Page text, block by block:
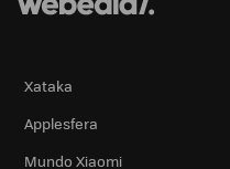
Xataka
Applesfera
Mundo Xiaomi